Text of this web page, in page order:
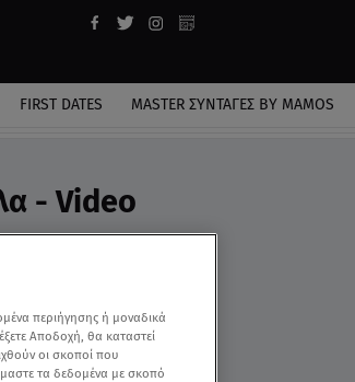
FIRST DATES MASTER ΣΥΝΤΑΓΈΣ BY MAMOS
- Video
περιήγησης ή μοναδικά
Αποδοχή, θα καταστεί
οι σκοποί που
τα δεδομένα με σκοπό